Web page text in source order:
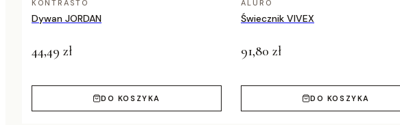
KONTRASTO
Dywan JORDAN
44,49 zł
DO KOSZYKA
ALURO
Świecznik VIVEX
91,80 zł
DO KOSZYKA